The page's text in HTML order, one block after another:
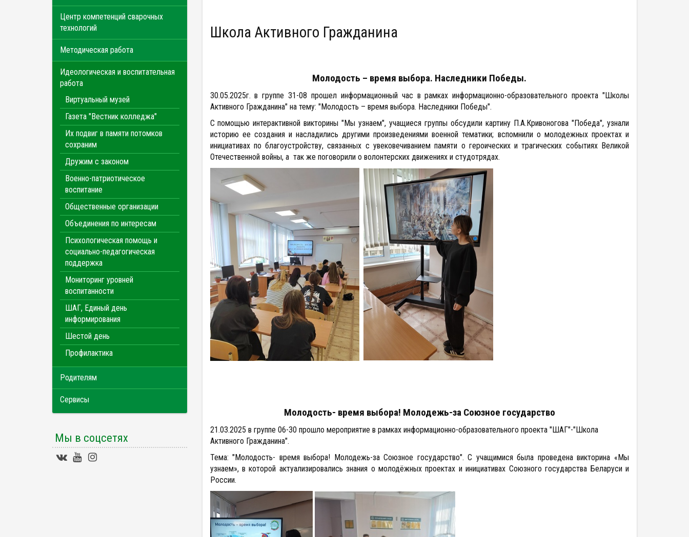
Школа Активного Гражданина
Молодость – время выбора. Наследники Победы.
30.05.2025г. в группе 31-08 прошел информационный час в рамкахинформационно-образовательного проекта "Школы
Активного Гражданина" на тему: "Молодость – время выбора. Наследники Победы".
С помощью интерактивной викторины "Мы узнаем", учащиеся группы обсудили картину П.А.Кривоногова "Победа", узнали
историю ее создания и насладились другими произведениями военной тематики; вспомнили о молодежных проектах и
инициативах по благоустройству, связанных с увековечиванием памяти о героических и трагических событиях Великой
Отечественной войны, а так же поговорили о волонтерских движениях и студотрядах.
Молодость- время выбора! Молодежь-за Союзное государство
21.03.2025 в группе 06-30 прошло мероприятие в рамках информационно-образовательного проекта "ШАГ"-"Школа
Активного Гражданина".
Тема: "Молодость- время выбора! Молодежь-за Союзное государство". С учащимися была проведена викторина «Мы
узнаем», в которой актуализировались знания о молодёжных проектах и инициативах Союзного государства Беларуси и
России.
Центр компетенций сварочных
технологий
Методическая работа
Идеологическая и воспитательная
работа
Виртуальный музей
Газета "Вестник колледжа"
Их подвиг в памяти потомков
сохраним
Дружим с законом
Военно-патриотическое
воспитание
Общественные организации
Объединения по интересам
Психологическая помощь и
социально-педагогическая
поддержка
Мониторинг уровней
воспитанности
ШАГ, Единый день
информирования
Шестой день
Профилактика
Родителям
Сервисы
Мы в соцсетях